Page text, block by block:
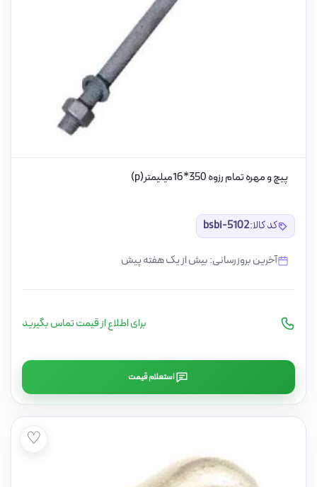
پیچ و مهره تمام رزوه 350*16میلیمتر(p)
کد کالا:bsbi-5102
آخرین بروزرسانی: بیش از یک هفته پیش
برای اطلاع از قیمت تماس بگیرید
استعلام قیمت
♡